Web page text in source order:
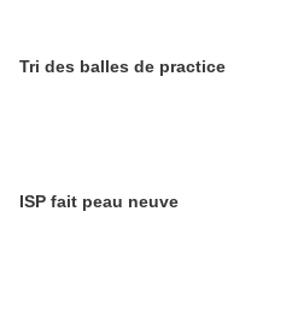
Tri des balles de practice
ISP fait peau neuve